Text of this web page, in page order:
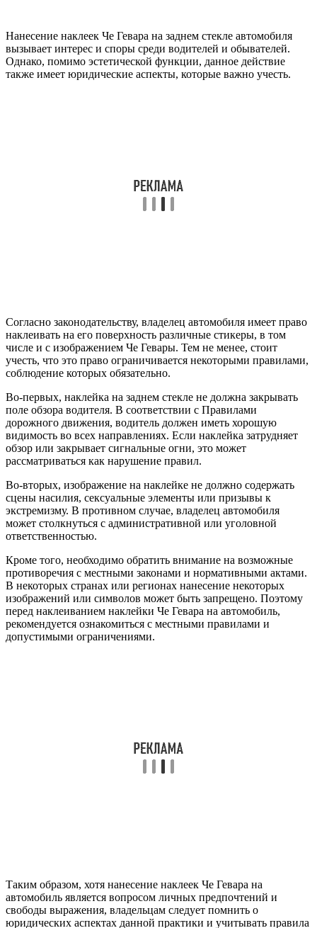
Нанесение наклеек Че Гевара на заднем стекле автомобиля
вызывает интерес и споры среди водителей и обывателей.
Однако, помимо эстетической функции, данное действие
также имеет юридические аспекты, которые важно учесть.
Согласно законодательству, владелец автомобиля имеет право
наклеивать на его поверхность различные стикеры, в том
числе и с изображением Че Гевары. Тем не менее, стоит
учесть, что это право ограничивается некоторыми правилами,
соблюдение которых обязательно.
Во-первых, наклейка на заднем стекле не должна закрывать
поле обзора водителя. В соответствии с Правилами
дорожного движения, водитель должен иметь хорошую
видимость во всех направлениях. Если наклейка затрудняет
обзор или закрывает сигнальные огни, это может
рассматриваться как нарушение правил.
Во-вторых, изображение на наклейке не должно содержать
сцены насилия, сексуальные элементы или призывы к
экстремизму. В противном случае, владелец автомобиля
может столкнуться с административной или уголовной
ответственностью.
Кроме того, необходимо обратить внимание на возможные
противоречия с местными законами и нормативными актами.
В некоторых странах или регионах нанесение некоторых
изображений или символов может быть запрещено. Поэтому
перед наклеиванием наклейки Че Гевара на автомобиль,
рекомендуется ознакомиться с местными правилами и
допустимыми ограничениями.
Таким образом, хотя нанесение наклеек Че Гевара на
автомобиль является вопросом личных предпочтений и
свободы выражения, владельцам следует помнить о
юридических аспектах данной практики и учитывать правила